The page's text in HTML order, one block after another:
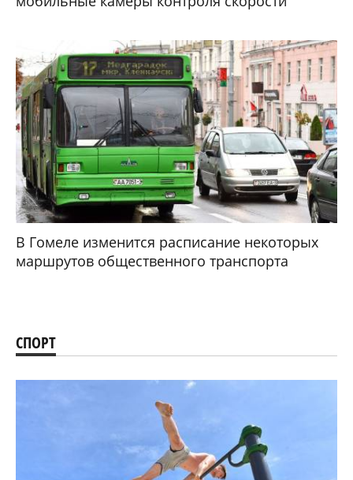
В Гомеле изменится расписание некоторых
маршрутов общественного транспорта
СПОРТ